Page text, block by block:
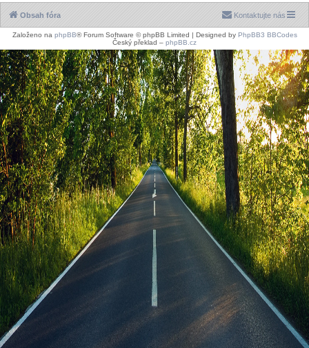
Obsah fóra Kontaktujte nás
Založeno na phpBB® Forum Software © phpBB Limited | Designed by PhpBB3 BBCodes
Český překlad – phpBB.cz